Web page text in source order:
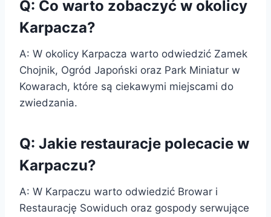
Q: Co warto zobaczyć w okolicy
Karpacza?
A: W okolicy Karpacza warto odwiedzić Zamek
Chojnik, Ogród Japoński oraz Park Miniatur w
Kowarach, które są ciekawymi miejscami do
zwiedzania.
Q: Jakie restauracje polecacie w
Karpaczu?
A: W Karpaczu warto odwiedzić Browar i
Restaurację Sowiduch oraz gospody serwujące